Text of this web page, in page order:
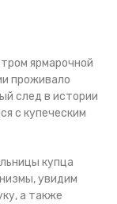
ярмарочной
проживало
след в истории
с купеческим
купца
увидим
а также